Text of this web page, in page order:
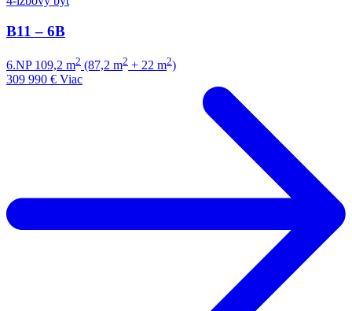
B11 – 6B
6.NP 109,2 m2 (87,2 m2 + 22 m2)
309 990 € Viac